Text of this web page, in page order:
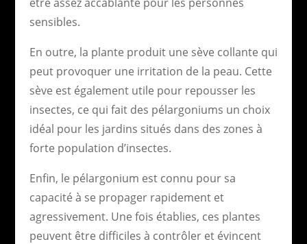
sensibles.
En outre, la plante produit une sève collante qui
peut provoquer une irritation de la peau. Cette
sève est également utile pour repousser les
insectes, ce qui fait des pélargoniums un choix
idéal pour les jardins situés dans des zones à
forte population d’insectes.
Enfin, le pélargonium est connu pour sa
capacité à se propager rapidement et
agressivement. Une fois établies, ces plantes
peuvent être difficiles à contrôler et évincent